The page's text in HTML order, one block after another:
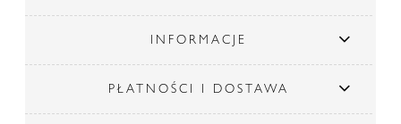
INFORMACJE
PŁATNOŚCI I DOSTAWA